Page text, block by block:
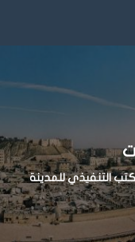
التنفيذي للمدينة